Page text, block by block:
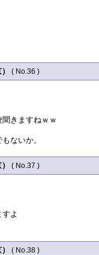
( No.36 )
きますねｗｗ
ないか。
( No.37 )
よ
( No.38 )